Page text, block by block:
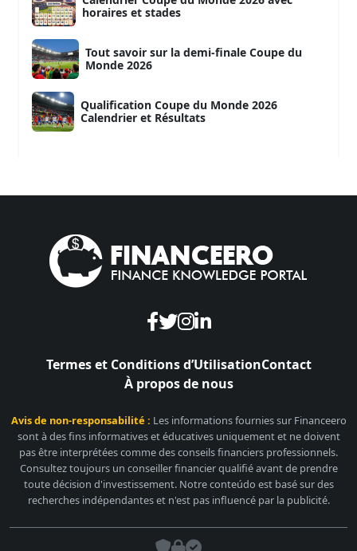
horaires et stades
Tout savoir sur la demi-finale Coupe du
Monde 2026
Qualification Coupe du Monde 2026
Calendrier et Résultats
Termes et Conditions d’UtilisationContact
À propos de nous
Avis de non-responsabilité : Les informations fournies sur Financeero
sont à des fins informatives et éducatives uniquement et ne doivent
pas être interprétées comme des conseils financiers professionnels.
Consultez toujours un conseiller financier qualifié avant de prendre
toute décision d'investissement. Notre conteúdo est basé sur des
recherches indépendantes et n'est pas influencé par la publicité.